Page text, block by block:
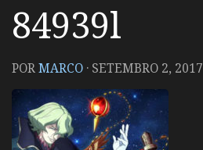
84939l
PORMARCO · SETEMBRO 2, 2017